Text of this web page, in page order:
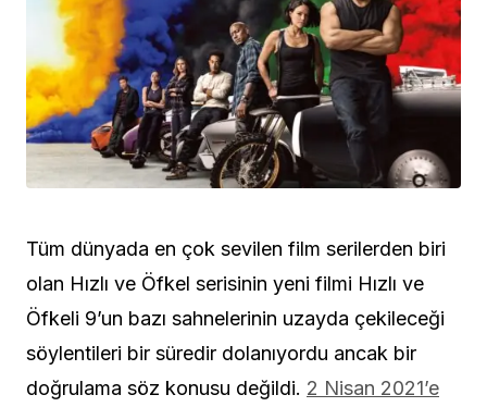
Tüm dünyada en çok sevilen film serilerden biri
olan Hızlı ve Öfkel serisinin yeni filmi Hızlı ve
Öfkeli 9’un bazı sahnelerinin uzayda çekileceği
söylentileri bir süredir dolanıyordu ancak bir
doğrulama söz konusu değildi. 2 Nisan 2021’e